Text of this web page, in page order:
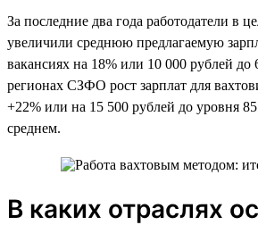
За последние два года работодатели в
увеличили среднюю предлагаемую
вакансиях на 18% или 10 000 рублей до
регионах СЗФО рост зарплат для
+22% или на 15 500 рублей до уровня
среднем.
В каких отраслях